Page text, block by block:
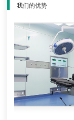
我们的优势